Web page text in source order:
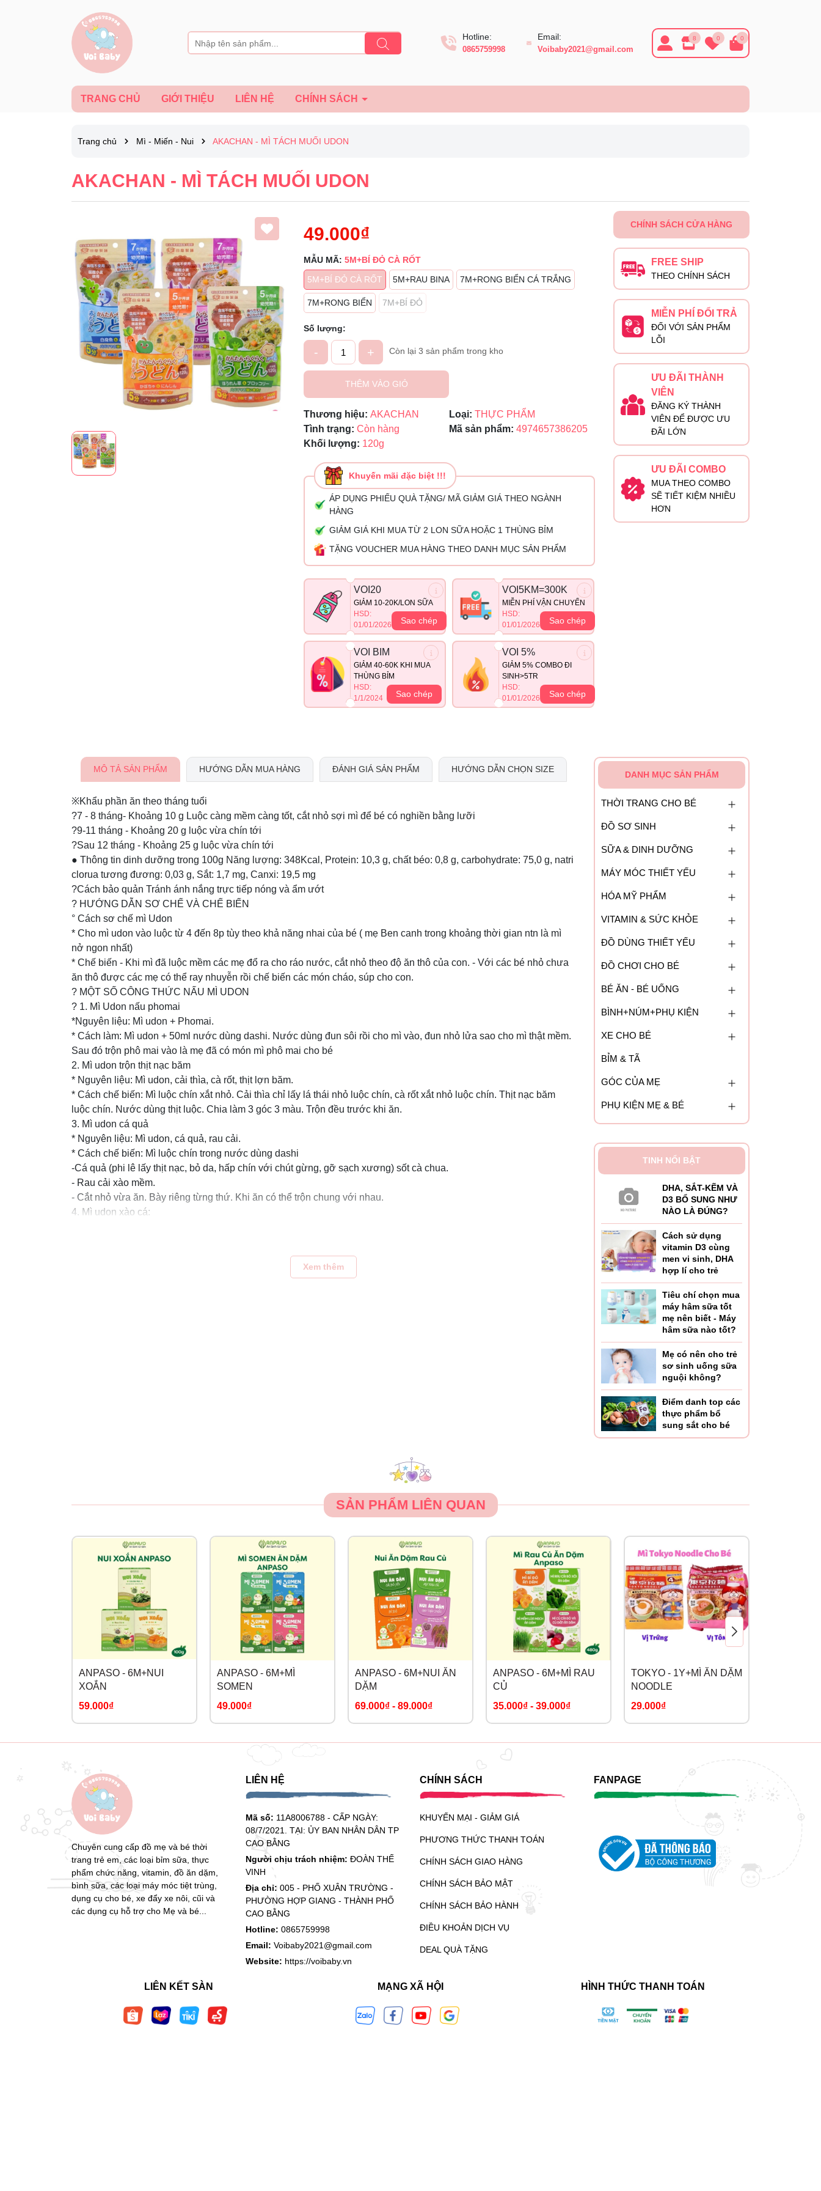
Hotline:
0865759998
Email:
Voibaby2021@gmail.com
8 0 0
TRANG CHỦ GIỚI THIỆU LIÊN HỆ CHÍNH SÁCH
Trang chủ Mì - Miến - Nui AKACHAN - MÌ TÁCH MUỐI UDON
AKACHAN - MÌ TÁCH MUỐI UDON
49.000₫
MẪU MÃ: 5M+BÍ ĐỎ CÀ RỐT
5M+BÍ ĐỎ CÀ RỐT
5M+RAU BINA 7M+RONG BIỂN CÁ TRẮNG
7M+RONG BIỂN 7M+BÍ ĐỎ
Số lượng:
- + Còn lại 3 sản phẩm trong kho
THÊM VÀO GIỎ
Thương hiệu: AKACHAN Loại: THỰC PHẨM
Tình trạng: Còn hàng Mã sản phẩm: 4974657386205
Khối lượng: 120g
Khuyến mãi đặc biệt !!!
ÁP DỤNG PHIẾU QUÀ TẶNG/ MÃ GIẢM GIÁ THEO NGÀNH
HÀNG
GIẢM GIÁ KHI MUA TỪ 2 LON SỮA HOẶC 1 THÙNG BỈM
TẶNG VOUCHER MUA HÀNG THEO DANH MỤC SẢN PHẨM
VOI20
GIẢM 10-20K/LON SỮA
HSD:
01/01/2026
Sao chép
VOI5KM=300K
MIỄN PHÍ VẬN CHUYỂN
HSD:
01/01/2026
Sao chép
VOI BIM
GIẢM 40-60K KHI MUA
THÙNG BỈM
HSD:
1/1/2024
Sao chép
VOI 5%
GIẢM 5% COMBO ĐI
SINH>5TR
HSD:
01/01/2026
Sao chép
Mã giảm giá:
Ngày hết hạn:
CHÍNH SÁCH CỬA HÀNG
FREE SHIP
THEO CHÍNH SÁCH
MIỄN PHÍ ĐỔI TRẢ
ĐỐI VỚI SẢN PHẨM
LỖI
ƯU ĐÃI THÀNH
VIÊN
ĐĂNG KÝ THÀNH
VIÊN ĐỂ ĐƯỢC ƯU
ĐÃI LỚN
ƯU ĐÃI COMBO
MUA THEO COMBO
SẼ TIẾT KIỆM NHIỀU
HƠN
MÔ TẢ SẢN PHẨM HƯỚNG DẪN MUA HÀNG ĐÁNH GIÁ SẢN PHẨM HƯỚNG DẪN CHỌN SIZE
※Khẩu phần ăn theo tháng tuổi
?7 - 8 tháng- Khoảng 10 g Luộc càng mềm càng tốt, cắt nhỏ sợi mì để bé có nghiền bằng lưỡi
?9-11 tháng - Khoảng 20 g luộc vừa chín tới
?Sau 12 tháng - Khoảng 25 g luộc vừa chín tới
● Thông tin dinh dưỡng trong 100g Năng lượng: 348Kcal, Protein: 10,3 g, chất béo: 0,8 g, carbohydrate: 75,0 g, natri
clorua tương đương: 0,03 g, Sắt: 1,7 mg, Canxi: 19,5 mg
?Cách bảo quản Tránh ánh nắng trực tiếp nóng và ẩm ướt
? HƯỚNG DẪN SƠ CHẾ VÀ CHẾ BIẾN
° Cách sơ chế mì Udon
* Cho mì udon vào luộc từ 4 đến 8p tùy theo khả năng nhai của bé ( mẹ Ben canh trong khoảng thời gian ntn là mì
nở ngon nhất)
* Chế biến - Khi mì đã luộc mềm các mẹ đổ ra cho ráo nước, cắt nhỏ theo độ ăn thô của con. - Với các bé nhỏ chưa
ăn thô được các mẹ có thể ray nhuyễn rồi chế biến các món cháo, súp cho con.
? MỘT SỐ CÔNG THỨC NẤU MÌ UDON
? 1. Mì Udon nấu phomai
*Nguyên liệu: Mì udon + Phomai.
* Cách làm: Mì udon + 50ml nước dùng dashi. Nước dùng đun sôi rồi cho mì vào, đun nhỏ lửa sao cho mì thật mềm.
Sau đó trộn phô mai vào là mẹ đã có món mì phô mai cho bé
2. Mì udon trộn thịt nạc băm
* Nguyên liệu: Mì udon, cải thìa, cà rốt, thịt lợn băm.
* Cách chế biến: Mì luộc chín xắt nhỏ. Cải thìa chỉ lấy lá thái nhỏ luộc chín, cà rốt xắt nhỏ luộc chín. Thịt nạc băm
luộc chín. Nước dùng thịt luộc. Chia làm 3 góc 3 màu. Trộn đều trước khi ăn.
3. Mì udon cá quả
* Nguyên liệu: Mì udon, cá quả, rau cải.
* Cách chế biến: Mì luộc chín trong nước dùng dashi
-Cá quả (phi lê lấy thịt nạc, bỏ da, hấp chín với chút gừng, gỡ sạch xương) sốt cà chua.
- Rau cải xào mềm.
- Cắt nhỏ vừa ăn. Bày riêng từng thứ. Khi ăn có thể trộn chung với nhau.
4. Mì udon xào cá:
- Mì udon luộc cho sợi mềm. Vớt mì ra, trộn với chút olive cho sợi mì không bị dính. Sau đó, cắt sợi mì tùy thuộc vào
Xem thêm
DANH MỤC SẢN PHẨM
THỜI TRANG CHO BÉ
ĐỒ SƠ SINH
SỮA & DINH DƯỠNG
MÁY MÓC THIẾT YẾU
HÓA MỸ PHẨM
VITAMIN & SỨC KHỎE
ĐỒ DÙNG THIẾT YẾU
ĐỒ CHƠI CHO BÉ
BÉ ĂN - BÉ UỐNG
BÌNH+NÚM+PHỤ KIỆN
XE CHO BÉ
BỈM & TÃ
GÓC CỦA MẸ
PHỤ KIỆN MẸ & BÉ
TINH NỔI BẬT
DHA, SẮT-KẼM VÀ
D3 BỔ SUNG NHƯ
NÀO LÀ ĐÚNG?
Cách sử dụng
vitamin D3 cùng
men vi sinh, DHA
hợp lí cho trẻ
Tiêu chí chọn mua
máy hâm sữa tốt
mẹ nên biết - Máy
hâm sữa nào tốt?
Mẹ có nên cho trẻ
sơ sinh uống sữa
nguội không?
Điểm danh top các
thực phẩm bổ
sung sắt cho bé
SẢN PHẨM LIÊN QUAN
ANPASO - 6M+NUI
XOẮN
59.000₫
ANPASO - 6M+MÌ
SOMEN
49.000₫
ANPASO - 6M+NUI ĂN
DẶM
69.000₫ - 89.000₫
ANPASO - 6M+MÌ RAU
CỦ
35.000₫ - 39.000₫
TOKYO - 1Y+MÌ ĂN DẶM
NOODLE
29.000₫
Chuyên cung cấp đồ mẹ và bé thời
trang trẻ em, các loại bỉm sữa, thực
phẩm chức năng, vitamin, đồ ăn dặm,
bình sữa, các loại máy móc tiệt trùng,
dụng cụ cho bé, xe đẩy xe nôi, cũi và
các dụng cụ hỗ trợ cho Mẹ và bé...
LIÊN HỆ
Mã số: 11A8006788 - CẤP NGÀY:
08/7/2021. TẠI: ỦY BAN NHÂN DÂN TP
CAO BẰNG
Người chịu trách nhiệm: ĐOÀN THẾ
VINH
Địa chỉ: 005 - PHỐ XUÂN TRƯỜNG -
PHƯỜNG HỢP GIANG - THÀNH PHỐ
CAO BẰNG
Hotline: 0865759998
Email: Voibaby2021@gmail.com
Website: https://voibaby.vn
CHÍNH SÁCH
KHUYẾN MẠI - GIẢM GIÁ
PHƯƠNG THỨC THANH TOÁN
CHÍNH SÁCH GIAO HÀNG
CHÍNH SÁCH BẢO MẬT
CHÍNH SÁCH BẢO HÀNH
ĐIỀU KHOẢN DỊCH VỤ
DEAL QUÀ TẶNG
FANPAGE
LIÊN KẾT SÀN MẠNG XÃ HỘI HÌNH THỨC THANH TOÁN